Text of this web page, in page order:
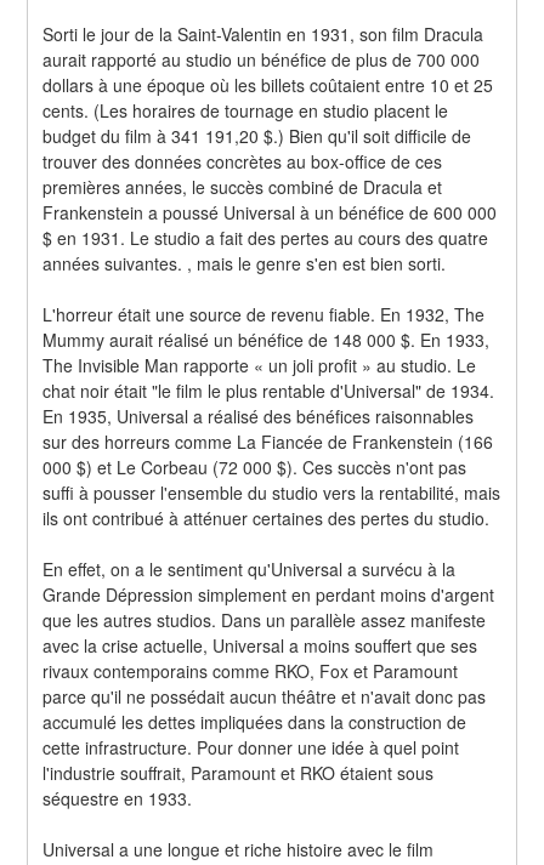
Sorti le jour de la Saint-Valentin en 1931, son film Dracula
aurait rapporté au studio un bénéfice de plus de 700 000
dollars à une époque où les billets coûtaient entre 10 et 25
cents. (Les horaires de tournage en studio placent le
budget du film à 341 191,20 $.) Bien qu'il soit difficile de
trouver des données concrètes au box-office de ces
premières années, le succès combiné de Dracula et
Frankenstein a poussé Universal à un bénéfice de 600 000
$ en 1931. Le studio a fait des pertes au cours des quatre
années suivantes. , mais le genre s'en est bien sorti.
L'horreur était une source de revenu fiable. En 1932, The
Mummy aurait réalisé un bénéfice de 148 000 $. En 1933,
The Invisible Man rapporte « un joli profit » au studio. Le
chat noir était "le film le plus rentable d'Universal" de 1934.
En 1935, Universal a réalisé des bénéfices raisonnables
sur des horreurs comme La Fiancée de Frankenstein (166
000 $) et Le Corbeau (72 000 $). Ces succès n'ont pas
suffi à pousser l'ensemble du studio vers la rentabilité, mais
ils ont contribué à atténuer certaines des pertes du studio.
En effet, on a le sentiment qu'Universal a survécu à la
Grande Dépression simplement en perdant moins d'argent
que les autres studios. Dans un parallèle assez manifeste
avec la crise actuelle, Universal a moins souffert que ses
rivaux contemporains comme RKO, Fox et Paramount
parce qu'il ne possédait aucun théâtre et n'avait donc pas
accumulé les dettes impliquées dans la construction de
cette infrastructure. Pour donner une idée à quel point
l'industrie souffrait, Paramount et RKO étaient sous
séquestre en 1933.
Universal a une longue et riche histoire avec le film